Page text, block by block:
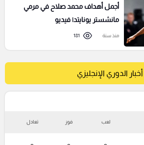
أجمل أهداف محمد صلاح في مرمي
مانشستر يونايتد| فيديو
منذ سنة 181
أخبار الدوري الإنجليزي
لعب فوز تعادل